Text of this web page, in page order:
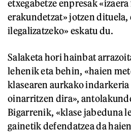
etxegabetze enpresak
erakundetzat» jotzen dituela,
ilegalizatzeko» eskatu du.
Salaketa hori hainbat
lehenik eta behin, «haien
klasearen aurkako
oinarritzen dira»,
Bigarrenik, «klase jabeduna
gainetik defendatzea da